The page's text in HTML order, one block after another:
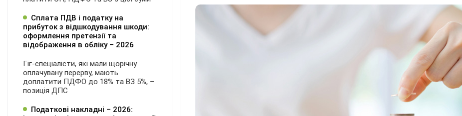
Сплата ПДВ і податку на
прибуток з відшкодування шкоди:
оформлення претензії та
відображення в обліку – 2026
Гіг-спеціалісти, які мали щорічну
оплачувану перерву, мають
доплатити ПДФО до 18% та ВЗ 5%, –
позиція ДПС
Податкові накладні – 2026: